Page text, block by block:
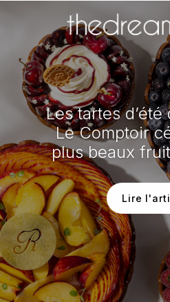
Les tartes
Le Comptoir
plus beaux
Lire